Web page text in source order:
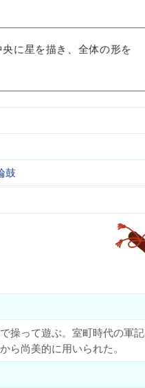
に星を描き、全体の形を
鼓
操って遊ぶ。室町時代の軍記
ら尚美的に用いられた。